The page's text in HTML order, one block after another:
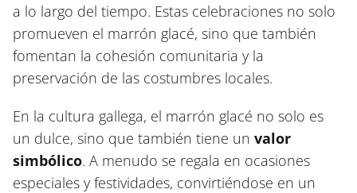
a lo largo del tiempo. Estas celebraciones no solo
promueven el marrón glacé, sino que también
fomentan la cohesión comunitaria y la
preservación de las costumbres locales.
En la cultura gallega, el marrón glacé no solo es
un dulce, sino que también tiene un valor
simbólico. A menudo se regala en ocasiones
especiales y festividades, convirtiéndose en un